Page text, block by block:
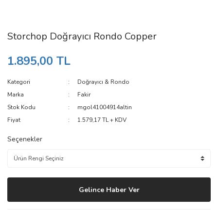
Storchop Doğrayıcı Rondo Copper
1.895,00 TL
Kategori
Doğrayıcı & Rondo
Marka
Fakir
Stok Kodu
mgol41004914altin
Fiyat
1.579,17 TL + KDV
Seçenekler
Gelince Haber Ver